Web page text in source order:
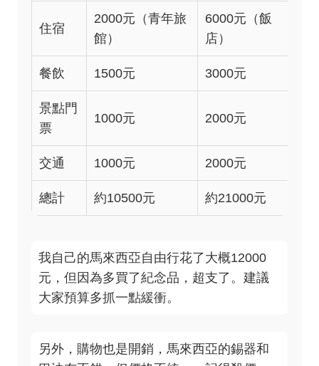
住宿
2000元（青年旅
館）
6000元（飯
店）
餐飲 1500元 3000元
景點門
票
1000元 2000元
交通 1000元 2000元
總計 約10500元 約21000元
我自己的馬來西亞自由行花了大概12000
元，但因為多買了紀念品，超支了。建議
大家預算多抓一點緩衝。
另外，購物也是開銷，馬來西亞的錫器和